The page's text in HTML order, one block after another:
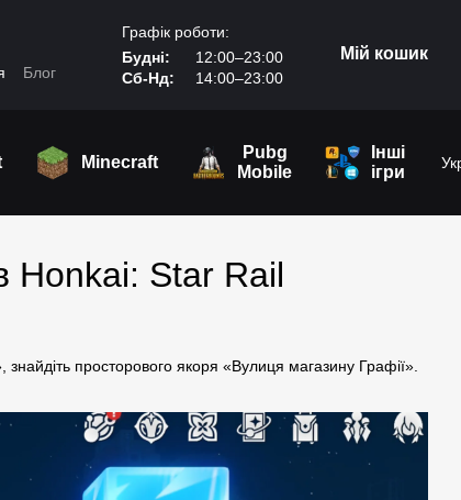
Блог
Графік роботи:
Будні:
12:00–23:00
Сб-Нд:
14:00–23:00
Мій кошик
Minecraft
Pubg
Mobile
Інші
ігри
Honkai: Star Rail
просторового якоря «Вулиця магазину Графії».